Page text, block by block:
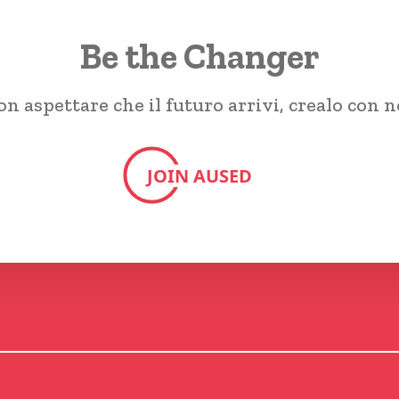
Be the Changer
aspettare che il futuro arrivi, crealo con
JOIN AUSED